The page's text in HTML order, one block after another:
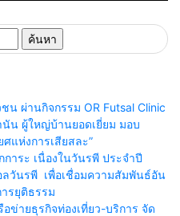
น ผ่านกิจกรรม OR Futsal Clinic
น ผู้ใหญ่บ้านยอดเยี่ยม มอบ
แห่งการเสียสละ”
าระ เนื่องในวันรพี ประจำปี
วันรพี เพื่อเชื่อมความสัมพันธ์อัน
รยุติธรรม
ข่ายธุรกิจท่องเที่ยว-บริการ จัด